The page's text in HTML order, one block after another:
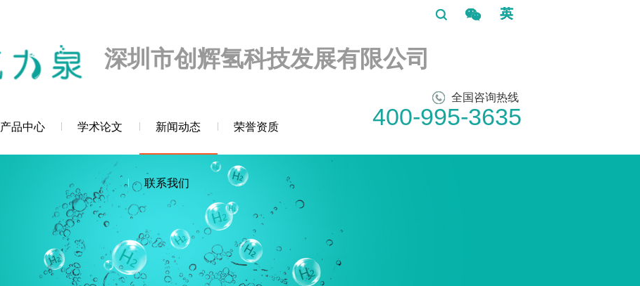
深圳市创辉氢科技发展有限公司
全国咨询热线
400-995-3635
产品中心 学术论文 新闻动态 荣誉资质
联系我们